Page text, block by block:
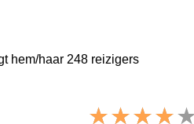
hem/haar 248 reizigers